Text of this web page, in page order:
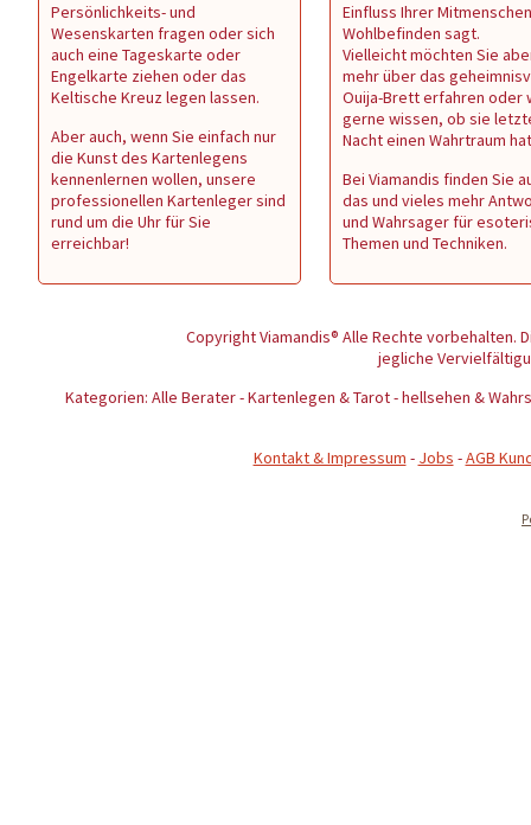
Persönlichkeits- und
Wesenskarten fragen oder sich
auch eine Tageskarte oder
Engelkarte ziehen oder das
Keltische Kreuz legen lassen.
Aber auch, wenn Sie einfach nur
die Kunst des Kartenlegens
kennenlernen wollen, unsere
professionellen Kartenleger sind
rund um die Uhr für Sie
erreichbar!
Einfluss Ihrer
Wohlbefinden sagt.
Vielleicht möchten Sie
mehr über das
Ouija-Brett erfahren oder
gerne wissen, ob sie
Nacht einen Wahrtraum
Bei Viamandis finden Sie
das und vieles mehr
und Wahrsager für
Themen und Techniken.
Copyright Viamandis® Alle Rechte vorbehalten.
jegliche
Kategorien: Alle Berater - Kartenlegen & Tarot - hellsehen &
Kontakt & Impressum - Jobs -AGB